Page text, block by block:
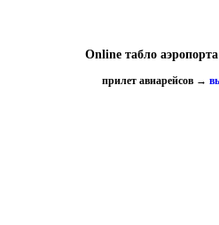
Online табло
прилет авиарейсов →